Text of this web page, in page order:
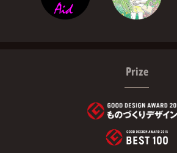
Prize